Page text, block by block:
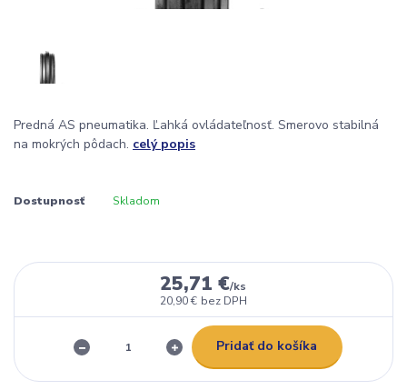
Predná AS pneumatika. Ľahká ovládateľnosť. Smerovo stabilná
na mokrých pôdach. celý popis
Dostupnosť Skladom
25,71 €/ks
20,90 € bez DPH
Pridať do košíka